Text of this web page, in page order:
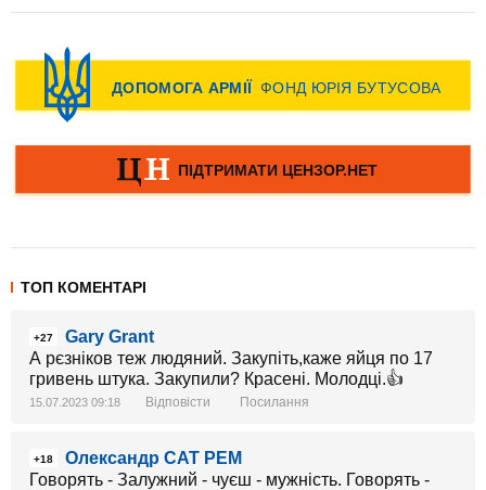
ТОП КОМЕНТАРІ
+27
Gary Grant
А рєзніков теж людяний. Закупіть,каже яйця по 17
гривень штука. Закупили? Красені. Молодці.👍
15.07.2023 09:18 Відповісти Посилання
+18
Олександр САТ РЕМ
Говорять - Залужний - чуєш - мужність. Говорять -